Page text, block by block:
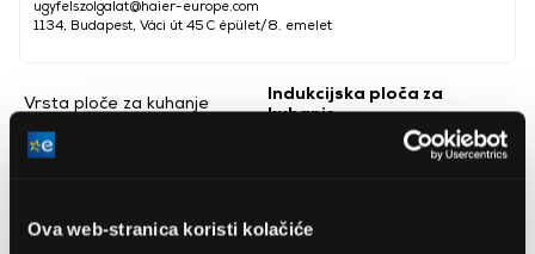
Ova web-stranica koristi kolačiće
ugyfelszolgalat@haier-europe.com
1134, Budapest, Váci út 45 C épület/8. emelet
Vrsta ploče za kuhanje
Indukcijska ploča za
kuhanje
Širina ugradnje
Visina ugradnje
56 cm